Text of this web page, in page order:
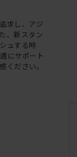
求し、アジ
、新スタン
ュする時
にサポート
ください。